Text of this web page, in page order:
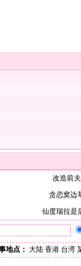
改造前夫
贪恋窝边
仙度瑞拉是
地点： 大陆 香港 台湾